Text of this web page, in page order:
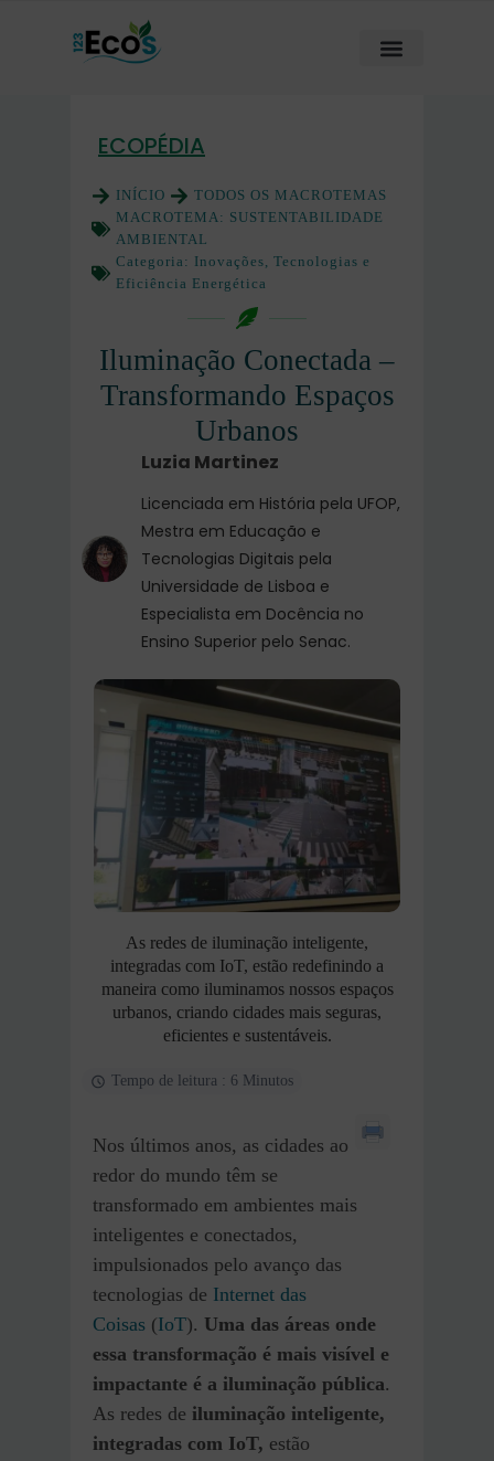
ECOPÉDIA
INÍCIO
TODOS OS MACROTEMAS
MACROTEMA: SUSTENTABILIDADE
AMBIENTAL
Categoria: Inovações, Tecnologias e
Eficiência Energética
Iluminação Conectada –
Transformando Espaços
Urbanos
Luzia Martinez
Licenciada em História pela UFOP,
Mestra em Educação e
Tecnologias Digitais pela
Universidade de Lisboa e
Especialista em Docência no
Ensino Superior pelo Senac.
As redes de iluminação inteligente,
integradas com IoT, estão redefinindo a
maneira como iluminamos nossos espaços
urbanos, criando cidades mais seguras,
eficientes e sustentáveis.
Tempo de leitura : 6 Minutos
Nos últimos anos, as cidades ao
redor do mundo têm se
transformado em ambientes mais
inteligentes e conectados,
impulsionados pelo avanço das
tecnologias de Internet das
Coisas (IoT). Uma das áreas onde
essa transformação é mais visível e
impactante é a iluminação pública.
As redes de iluminação inteligente,
integradas com IoT, estão